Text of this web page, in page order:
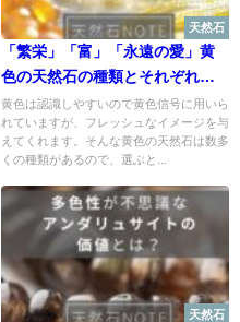
天然石
「繁栄」「富」「永遠の愛」黄
色の天然石の種類とそれぞれの
意味
黄色は認識しやすいので黄色信号に用いら
れていますが、フレッシュなイメージを与
えてくれます。そんな黄色の天然石は数多
くの種類があるので、選ぶと...
天然石